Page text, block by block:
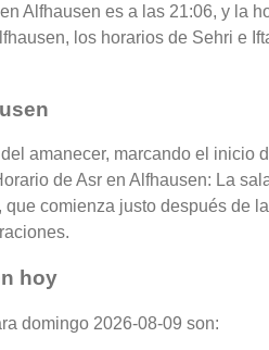
Alfhausen es a las 21:06, y la
los horarios de Sehri e
amanecer, marcando el
de Asr en Alfhausen: La
comienza justo después de
hoy
domingo 2026-08-09 son: